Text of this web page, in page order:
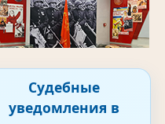
Судебные
уведомления в